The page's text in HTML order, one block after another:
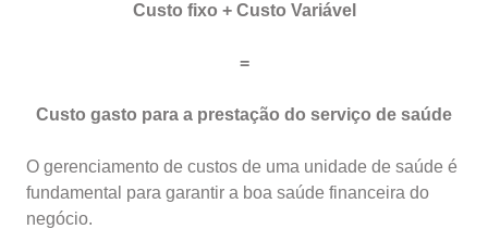
Custo fixo + Custo Variável
=
Custo gasto para a prestação do serviço de saúde
O gerenciamento de custos de uma unidade de saúde é
fundamental para garantir a boa saúde financeira do
negócio.